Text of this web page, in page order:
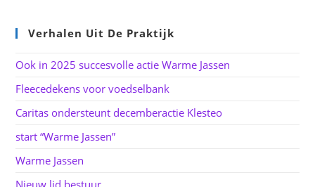
Verhalen Uit De Praktijk
Ook in 2025 succesvolle actie Warme Jassen
Fleecedekens voor voedselbank
Caritas ondersteunt decemberactie Klesteo
start “Warme Jassen”
Warme Jassen
Nieuw lid bestuur